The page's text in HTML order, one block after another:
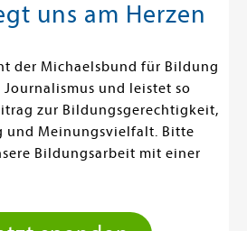
uns am Herzen
der Michaelsbund für Bildung
und leistet so
zur Bildungsgerechtigkeit,
und Meinungsvielfalt. Bitte
Bildungsarbeit mit einer